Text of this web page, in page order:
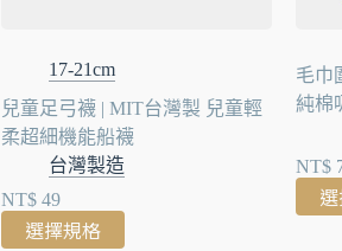
17-21cm
兒童足弓襪 | MIT台灣製 兒童輕
柔超細機能船襪
台灣製造
NT$ 49
選擇規格
毛巾
純棉
NT$